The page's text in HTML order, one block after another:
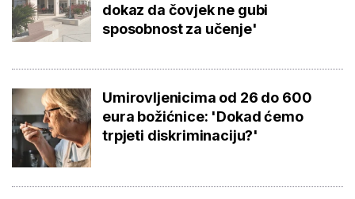
dokaz da čovjek ne gubi
sposobnost za učenje'
Umirovljenicima od 26 do 600
eura božićnice: 'Dokad ćemo
trpjeti diskriminaciju?'